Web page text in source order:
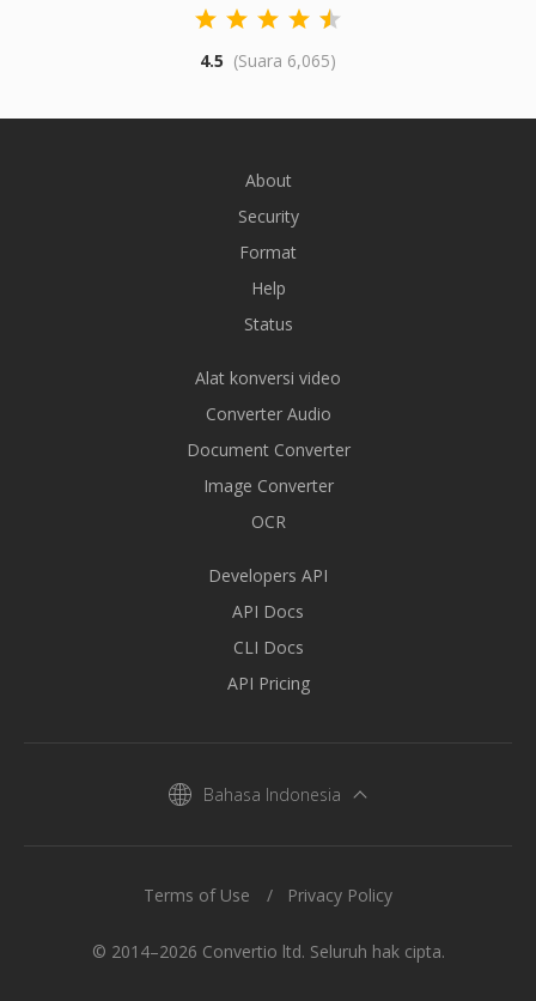
4.5 (Suara 6,065)
About
Security
Format
Help
Status
Alat konversi video
Converter Audio
Document Converter
Image Converter
OCR
Developers API
API Docs
CLI Docs
API Pricing
Bahasa Indonesia
© 2014–2026 Convertio ltd. Seluruh hak cipta.
Terms of Use Privacy Policy